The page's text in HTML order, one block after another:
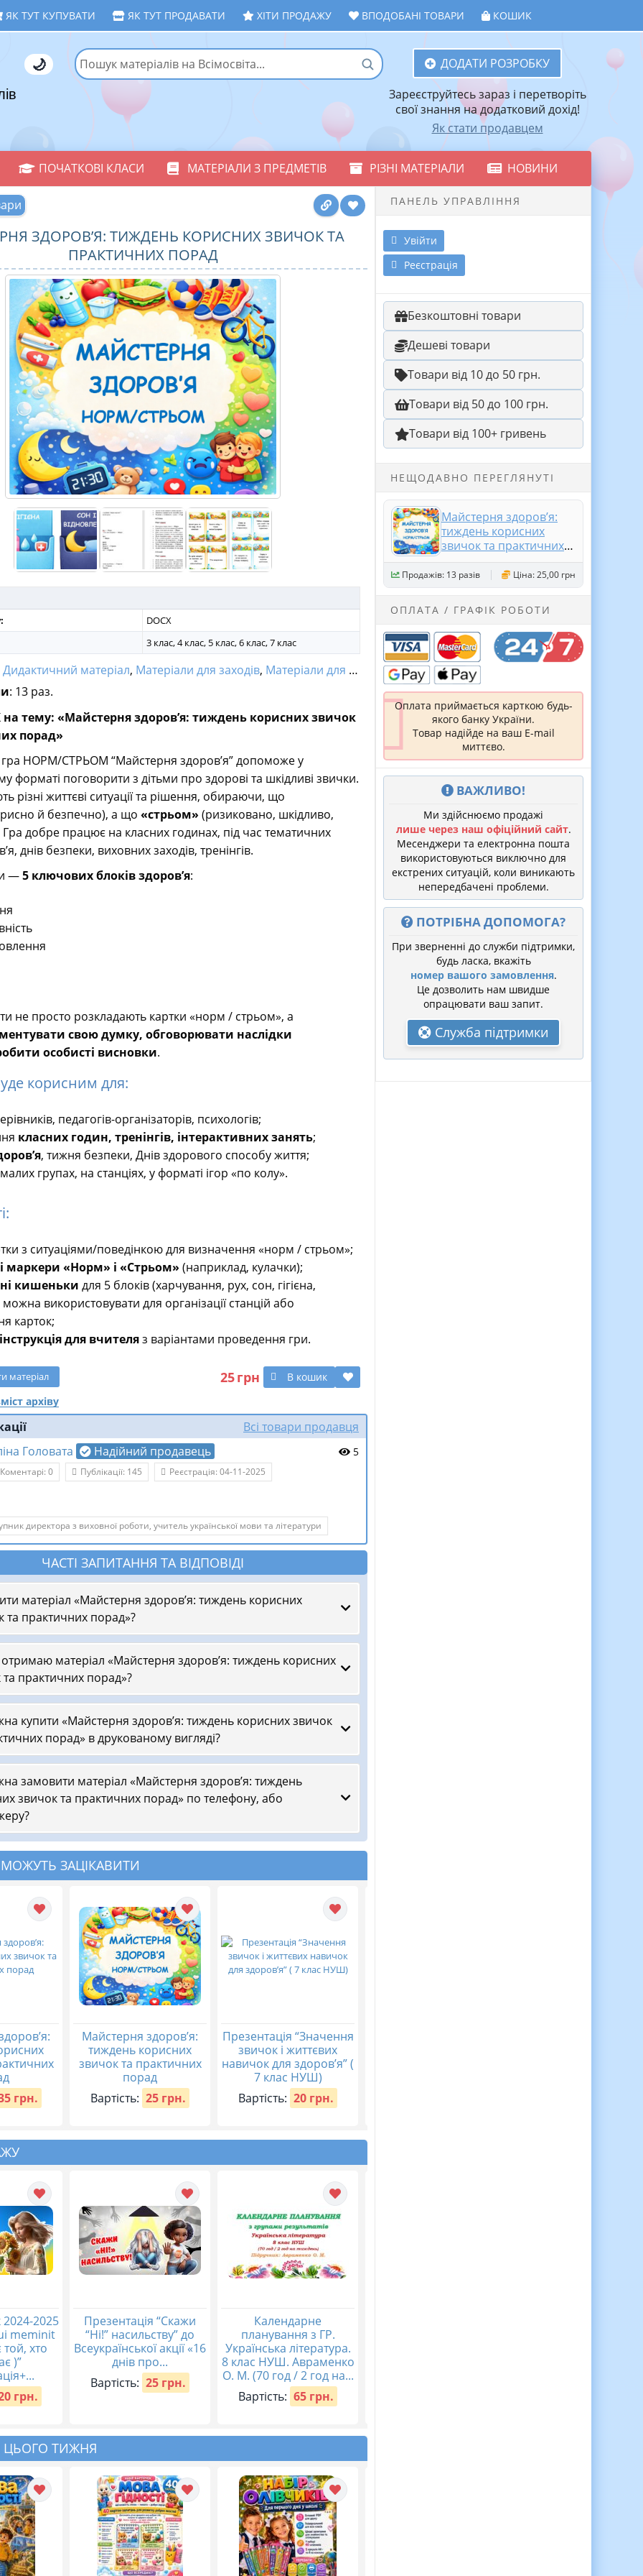
ЯК ТУТ КУПУВАТИ ЯК ТУТ ПРОДАВАТИ ХІТИ ПРОДАЖУ ВПОДОБАНІ ТОВАРИ КОШИК
🌙
ДОДАТИ РОЗРОБКУ
Зареєструйтесь зараз і перетворіть
свої знання на додатковий дохід!
Як стати продавцем
ПОЧАТКОВІ КЛАСИ МАТЕРІАЛИ З ПРЕДМЕТІВ РІЗНІ МАТЕРІАЛИ НОВИНИ
ЗДОРОВ’Я: ТИЖДЕНЬ КОРИСНИХ ЗВИЧОК ТА
ПРАКТИЧНИХ ПОРАД
DOCX
3 клас, 4 клас, 5 клас, 6 клас, 7 клас
Дидактичний матеріал, Матеріали для заходів, Матеріали для НУШ
: 13 раз.
тему: «Майстерня здоров’я: тиждень корисних звичок
порад»
гра НОРМ/СТРЬОМ “Майстерня здоров’я” допоможе у
форматі поговорити з дітьми про здорові та шкідливі звички.
різні життєві ситуації та рішення, обираючи, що
й безпечно), а що «стрьом» (ризиковано, шкідливо,
добре працює на класних годинах, під час тематичних
днів безпеки, виховних заходів, тренінгів.
—5 ключових блоків здоров’я:
не просто розкладають картки «норм / стрьом», а
свою думку, обговорювати наслідки
особисті висновки.
корисним для:
педагогів-організаторів, психологів;
класних годин, тренінгів, інтерактивних занять;
, тижня безпеки, Днів здорового способу життя;
групах, на станціях, у форматі ігор «по колу».
з ситуаціями/поведінкою для визначення «норм / стрьом»;
маркери «Норм» і «Стрьом» (наприклад, кулачки);
кишеньки для 5 блоків (харчування, рух, сон, гігієна,
використовувати для організації станцій або
карток;
для вчителяз варіантами проведення гри.
25грн В кошик
матеріал
архіву
Всі товари продавця
Головата
Надійний продавець 5
Коментарі: 0 Публікації: 145 Реєстрація: 04-11-2025
директора з виховної роботи, учитель української мови та літератури
ЧАСТІ ЗАПИТАННЯ ТА ВІДПОВІДІ
матеріал «Майстерня здоров’я: тиждень корисних
та практичних порад»?
матеріал «Майстерня здоров’я: тиждень корисних
практичних порад»?
купити «Майстерня здоров’я: тиждень корисних звичок
порад» в друкованому вигляді?
замовити матеріал «Майстерня здоров’я: тиждень
звичок та практичних порад» по телефону, або
ЗАЦІКАВИТИ
грн.
Майстерня здоров’я:
тиждень корисних
звичок та практичних
порад
Вартість: 25 грн.
Презентація “Значення
звичок і життєвих
навичок для здоров’я” (
7 клас НУШ)
Вартість: 20 грн.
2025
meminit
хто
)”
грн.
Презентація “Скажи
“Ні!” насильству” до
Всеукраїнської акції «16
днів про...
Вартість: 25 грн.
Календарне
планування з ГР.
Українська література.
8 клас НУШ. Авраменко
О. М. (70 год / 2 год на...
Вартість: 65 грн.
ЦЬОГО ТИЖНЯ
ПАНЕЛЬ УПРАВЛІННЯ
Увійти
Реєстрація
Безкоштовні товари
Дешеві товари
Товари від 10 до 50 грн.
Товари від 50 до 100 грн.
Товари від 100+ гривень
НЕЩОДАВНО ПЕРЕГЛЯНУТІ
Майстерня здоров’я:
тиждень корисних
звичок та практичних
порад
Продажів: 13 разів Ціна: 25,00 грн
ОПЛАТА / ГРАФІК РОБОТИ
Оплата приймається карткою будь-
якого банку України.
Товар надійде на ваш E-mail
миттєво.
ВАЖЛИВО!
Ми здійснюємо продажі
лише через наш офіційний сайт.
Месенджери та електронна пошта
використовуються виключно для
екстрених ситуацій, коли виникають
непередбачені проблеми.
ПОТРІБНА ДОПОМОГА?
При зверненні до служби підтримки,
будь ласка, вкажіть
номер вашого замовлення.
Це дозволить нам швидше
опрацювати ваш запит.
Служба підтримки